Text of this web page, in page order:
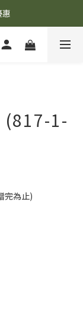
新優惠！
新優惠！
(817-1-
完為止)